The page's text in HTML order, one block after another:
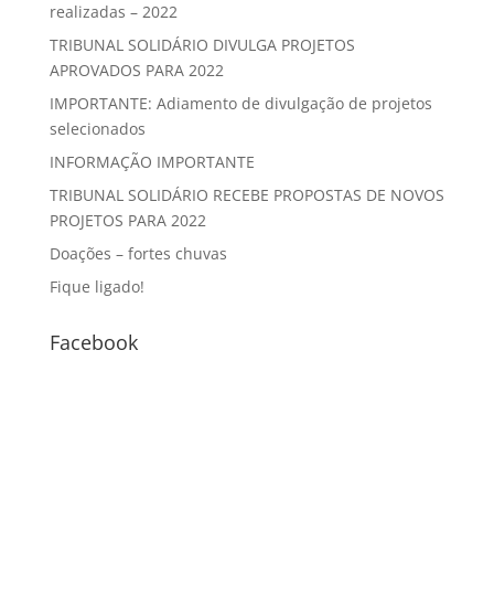
realizadas – 2022
TRIBUNAL SOLIDÁRIO DIVULGA PROJETOS
APROVADOS PARA 2022
IMPORTANTE: Adiamento de divulgação de projetos
selecionados
INFORMAÇÃO IMPORTANTE
TRIBUNAL SOLIDÁRIO RECEBE PROPOSTAS DE NOVOS
PROJETOS PARA 2022
Doações – fortes chuvas
Fique ligado!
Facebook